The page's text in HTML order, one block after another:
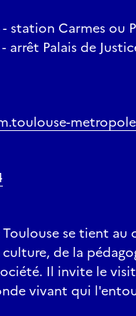
station Carmes ou
arrêt Palais de
Toulouse se tient
de la
Il invite le
vivant qui